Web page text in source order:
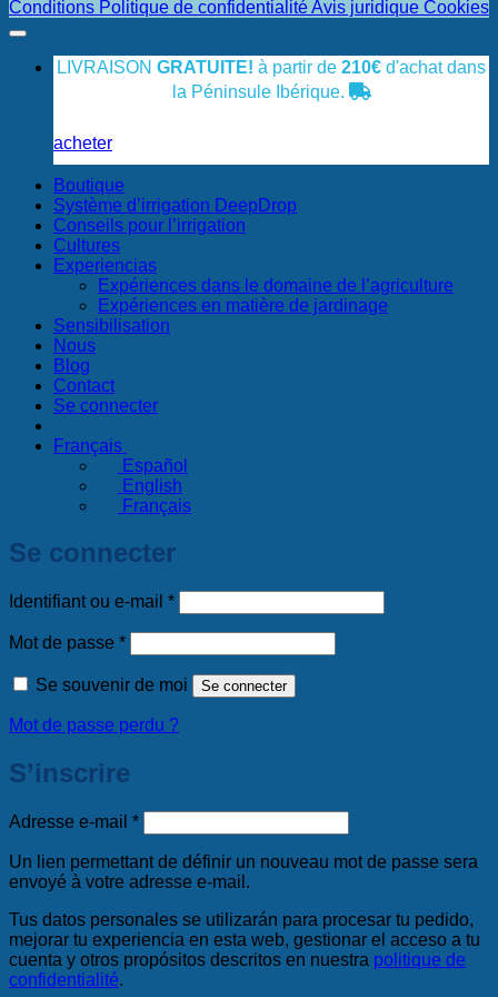
Conditions Politique de confidentialitéAvis juridique Cookies
LIVRAISON GRATUITE! à partir de 210€ d'achat dans
la Péninsule Ibérique.
acheter
Boutique
Système d’irrigation DeepDrop
Conseils pour l’irrigation
Cultures
Experiencias
Expériences dans le domaine de l’agriculture
Expériences en matière de jardinage
Sensibilisation
Nous
Blog
Contact
Se connecter
Français
Español
English
Français
Se connecter
Identifiant ou e-mail *Obligatoire
Mot de passe *Obligatoire
Se souvenir de moi Se connecter
Mot de passe perdu ?
S’inscrire
Adresse e-mail *Obligatoire
Un lien permettant de définir un nouveau mot de passe sera
envoyé à votre adresse e-mail.
Tus datos personales se utilizarán para procesar tu pedido,
mejorar tu experiencia en esta web, gestionar el acceso a tu
cuenta y otros propósitos descritos en nuestra politique de
confidentialité.